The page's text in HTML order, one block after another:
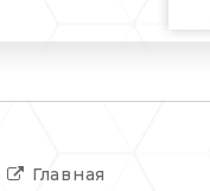
Главная